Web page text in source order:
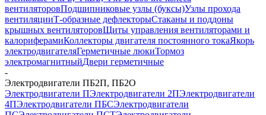
вентиляторовПодшипниковые узлы (буксы)Узлы прохода
вентиляцииТ-образные дефлекторыСтаканы и поддоны
крышных вентиляторовЩиты управления вентиляторами и
калориферамиКоллекторы двигателя постоянного токаЯкорь
электродвигателяГерметичные люкиТормоз
электромагнитныйДвери герметичные
-
Электродвигатели ПБ2П, ПБ2О
Электродвигатели ПЭлектродвигатели 2ПЭлектродвигатели
4ПЭлектродвигатели ПБСЭлектродвигатели